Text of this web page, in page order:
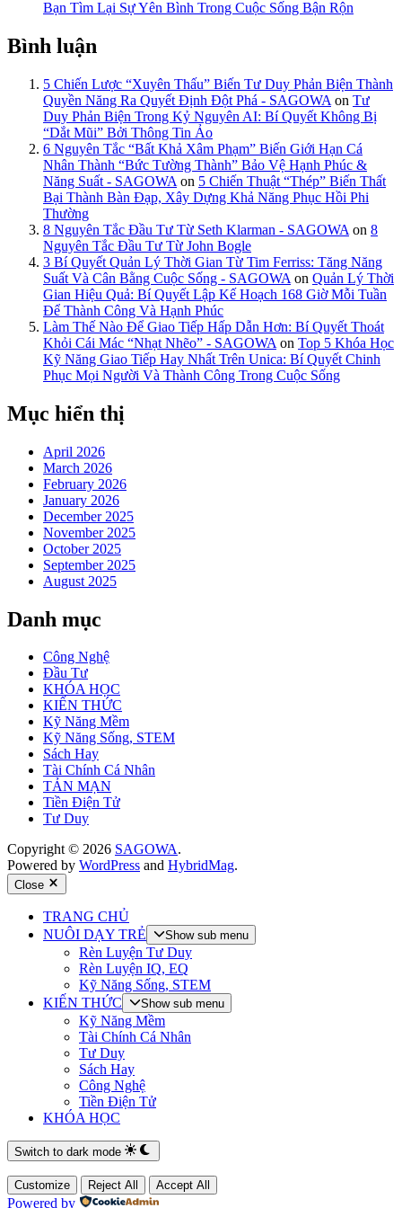
Bạn Tìm Lại Sự Yên Bình Trong Cuộc Sống Bận Rộn
Bình luận
5 Chiến Lược “Xuyên Thấu” Biến Tư Duy Phản Biện Thành
Quyền Năng Ra Quyết Định Đột Phá - SAGOWA on Tư
Duy Phản Biện Trong Kỷ Nguyên AI: Bí Quyết Không Bị
“Dắt Mũi” Bởi Thông Tin Ảo
6 Nguyên Tắc “Bất Khả Xâm Phạm” Biến Giới Hạn Cá
Nhân Thành “Bức Tường Thành” Bảo Vệ Hạnh Phúc &
Năng Suất - SAGOWA on 5 Chiến Thuật “Thép” Biến Thất
Bại Thành Bàn Đạp, Xây Dựng Khả Năng Phục Hồi Phi
Thường
8 Nguyên Tắc Đầu Tư Từ Seth Klarman - SAGOWA on 8
Nguyên Tắc Đầu Tư Từ John Bogle
3 Bí Quyết Quản Lý Thời Gian Từ Tim Ferriss: Tăng Năng
Suất Và Cân Bằng Cuộc Sống - SAGOWA on Quản Lý Thời
Gian Hiệu Quả: Bí Quyết Lập Kế Hoạch 168 Giờ Mỗi Tuần
Để Thành Công Và Hạnh Phúc
Làm Thế Nào Để Giao Tiếp Hấp Dẫn Hơn: Bí Quyết Thoát
Khỏi Cái Mác “Nhạt Nhẽo” - SAGOWA on Top 5 Khóa Học
Kỹ Năng Giao Tiếp Hay Nhất Trên Unica: Bí Quyết Chinh
Phục Mọi Người Và Thành Công Trong Cuộc Sống
Mục hiển thị
April 2026
March 2026
February 2026
January 2026
December 2025
November 2025
October 2025
September 2025
August 2025
Danh mục
Công Nghệ
Đầu Tư
KHÓA HỌC
KIẾN THỨC
Kỹ Năng Mềm
Kỹ Năng Sống, STEM
Sách Hay
Tài Chính Cá Nhân
TẢN MẠN
Tiền Điện Tử
Tư Duy
Copyright © 2026 SAGOWA.
Powered by WordPress and HybridMag.
Close
TRANG CHỦ
NUÔI DẠY TRẺ
Show sub menu
Rèn Luyện Tư Duy
Rèn Luyện IQ, EQ
Kỹ Năng Sống, STEM
KIẾN THỨC
Show sub menu
Kỹ Năng Mềm
Tài Chính Cá Nhân
Tư Duy
Sách Hay
Công Nghệ
Tiền Điện Tử
KHÓA HỌC
Switch to dark mode
Customize Reject All Accept All
Powered by